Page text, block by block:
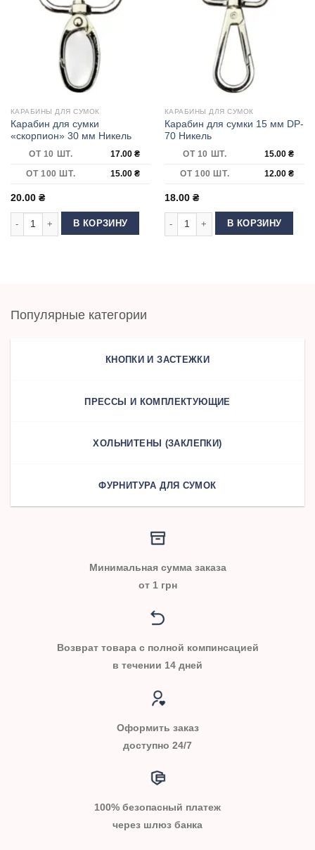
КАРАБИНЫ ДЛЯ СУМОК
Карабин для сумки
«скорпион» 30 мм Никель
ОТ 10 ШТ. 17.00 ₴
ОТ 100 ШТ.
15.00 ₴
20.00 ₴
Количество товара Карабин для сумки "скорпион" 30 мм Никель
В КОРЗИНУ
КАРАБИНЫ ДЛЯ СУМОК
Карабин для сумки 15 мм DP-
70 Никель
ОТ 10 ШТ. 15.00 ₴
ОТ 100 ШТ.
12.00 ₴
18.00 ₴
Количество товара Карабин для
В КОРЗИНУ
Популярные категории
КНОПКИ И ЗАСТЕЖКИ
ПРЕССЫ И КОМПЛЕКТУЮЩИЕ
ХОЛЬНИТЕНЫ (ЗАКЛЕПКИ)
ФУРНИТУРА ДЛЯ СУМОК
Минимальная сумма заказа
от 1 грн
Возврат товара с полной компинсацией
в течении 14 дней
Оформить заказ
доступно 24/7
100% безопасный платеж
через шлюз банка